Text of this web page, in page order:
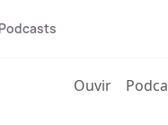
Podcasts
Ouvir